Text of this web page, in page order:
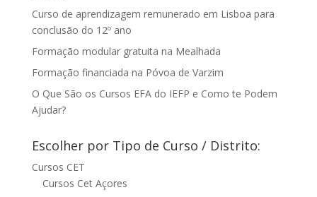
Curso de aprendizagem remunerado em Lisboa para
conclusão do 12º ano
Formação modular gratuita na Mealhada
Formação financiada na Póvoa de Varzim
O Que São os Cursos EFA do IEFP e Como te Podem
Ajudar?
Escolher por Tipo de Curso / Distrito:
Cursos CET
Cursos Cet Açores